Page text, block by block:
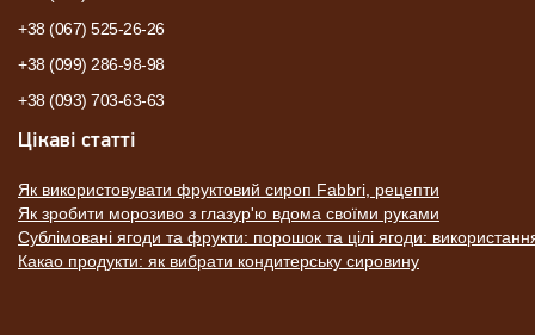
+38 (067) 525-26-26
+38 (099) 286-98-98
+38 (093) 703-63-63
Цікаві статті
Як використовувати фруктовий сироп Fabbri, рецепти
Як зробити морозиво з глазур'ю вдома своїми руками
Сублімовані ягоди та фрукти: порошок та цілі ягоди:
Какао продукти: як вибрати кондитерську сировину